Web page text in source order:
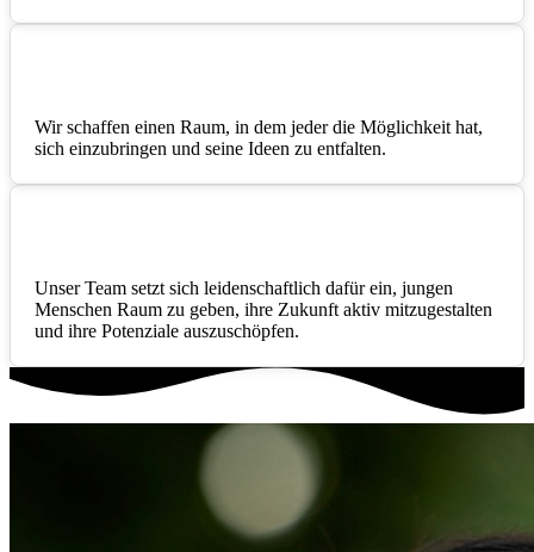
Wir schaffen einen Raum, in dem jeder die Möglichkeit hat,
sich einzubringen und seine Ideen zu entfalten.
Unser Team setzt sich leidenschaftlich dafür ein, jungen
Menschen Raum zu geben, ihre Zukunft aktiv mitzugestalten
und ihre Potenziale auszuschöpfen.